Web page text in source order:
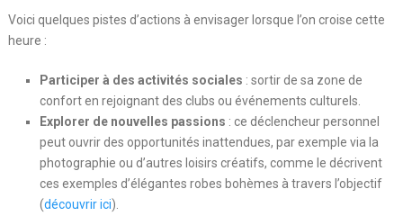
Voici quelques pistes d’actions à envisager lorsque l’on croise cette
heure :
Participer à des activités sociales : sortir de sa zone de
confort en rejoignant des clubs ou événements culturels.
Explorer de nouvelles passions : ce déclencheur personnel
peut ouvrir des opportunités inattendues, par exemple via la
photographie ou d’autres loisirs créatifs, comme le décrivent
ces exemples d’élégantes robes bohèmes à travers l’objectif
(découvrir ici).